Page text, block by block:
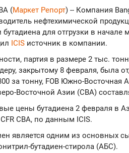
(Маркет Репорт) -- Компания
нефтехимической
бутадиена для отгрузки в
ICIS источник в компании.
партия в размере 2 тыс.
закрытому 8 февраля, была
за тонну, FOB Южно-
Восточной Азии (СВА)
цены бутадиена 2 февраля в
CFR СВА, по данным ICIS.
является одним из основных
бутадиен-стирола (АБС).